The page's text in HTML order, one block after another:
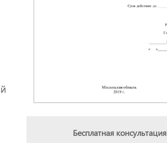
Бесплатная консультация